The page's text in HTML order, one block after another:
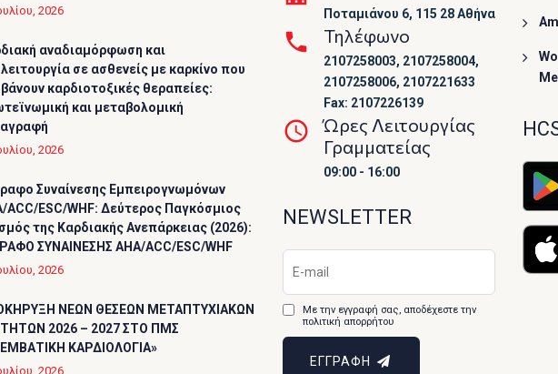
2026
αναδιαμόρφωση και
σε ασθενείς με καρκίνο που
καρδιοτοξικές θεραπείες:
και μεταβολομική
2026
Συναίνεσης Εμπειρογνωμόνων
ACC/ESC/WHF: Δεύτερος Παγκόσμιος
της Καρδιακής Ανεπάρκειας (2026):
ΣΥΝΑΙΝΕΣΗΣ AHA/ACC/ESC/WHF
2026
ΝΕΩΝ ΘΕΣΕΩΝ ΜΕΤΑΠΤΥΧΙΑΚΩΝ
2026 – 2027 ΣΤΟ ΠΜΣ
ΚΑΡΔΙΟΛΟΓΙΑ»
2026
Ποταμιάνου 6, 115 28 Αθήνα
Τηλέφωνο
2107258003, 2107258004,
2107258006, 2107221633
Fax: 2107226139
Ώρες Λειτουργίας
Γραμματείας
09:00 - 16:00
NEWSLETTER
Με την εγγραφή σας, αποδέχεστε την
πολιτική απορρήτου
ΕΓΓΡΑΦΗ